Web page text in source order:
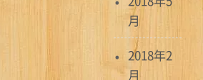
月
2018年2
月